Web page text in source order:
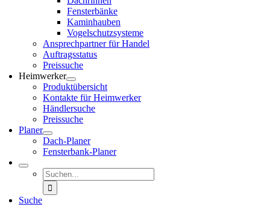
Fens­ter­bän­ke
Kamin­hau­ben
Vogel­schutz­sys­te­me
Ansprech­part­ner für Han­del
Auf­trags­sta­tus
Preis­su­che
Heim­wer­ker
Pro­dukt­über­sicht
Kon­tak­te für Heim­wer­ker
Händ­ler­su­che
Preis­su­che
Pla­ner
Dach-Pla­­­ner
Fens­­­ter­­­bank-Pla­­­ner
Suche
nach:
Suche